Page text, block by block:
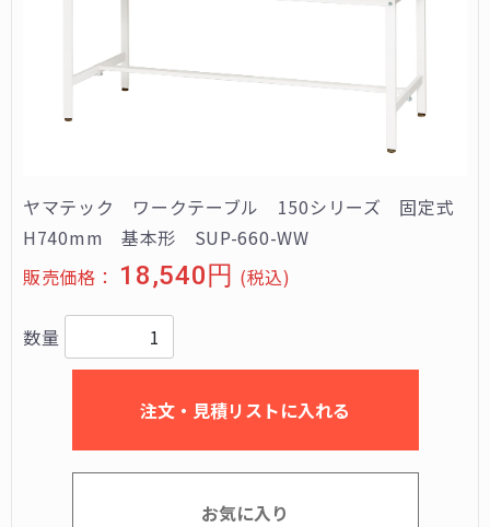
ヤマテック ワークテーブル 150シリーズ 固定式
H740mm 基本形 SUP-660-WW
販売価格： 18,540円 (税込)
数量
注文・見積リストに入れる
お気に入り